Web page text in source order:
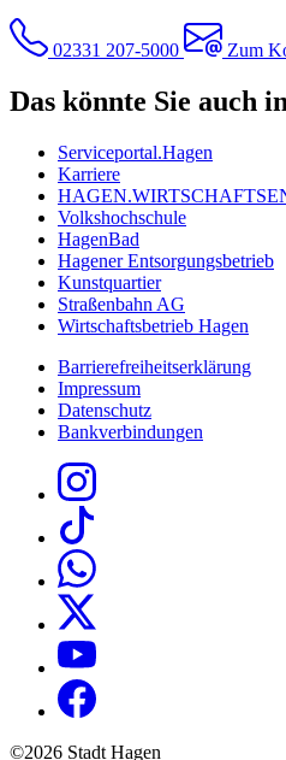
02331 207-5000 Zum
Das könnte Sie auch
Serviceportal.Hagen
Karriere
Volkshochschule
HagenBad
Hagener Entsorgungsbetrieb
Kunstquartier
Straßenbahn AG
Wirtschaftsbetrieb Hagen
Barrierefreiheitserklärung
Impressum
Datenschutz
Bankverbindungen
©2026 Stadt Hagen